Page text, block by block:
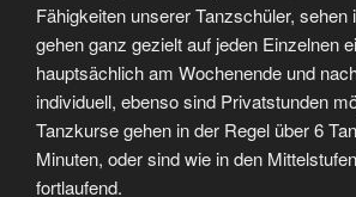
Fähigkeiten unserer Tanzschüler, sehen
gehen ganz gezielt auf jeden Einzelnen
hauptsächlich am Wochenende und
individuell, ebenso sind Privatstunden
Tanzkurse gehen in der Regel über 6
Minuten, oder sind wie in den
fortlaufend.